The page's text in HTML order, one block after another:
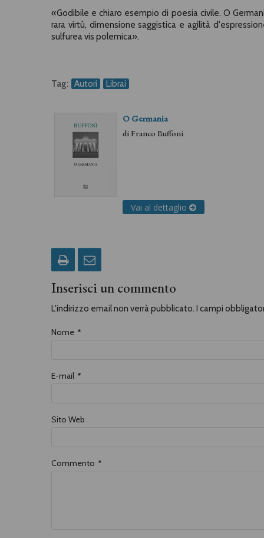
«Godibile e chiaro esempio di poesia civile. O
rara virtù, dimensione saggistica e agilità
sulfurea vis polemica».
Tag: Autori Librai
O Germania
diFranco Buffoni
Vai al dettaglio
Inserisci un commento
L'indirizzo email non verrà pubblicato. I campi
Nome *
E-mail *
Sito Web
Commento *